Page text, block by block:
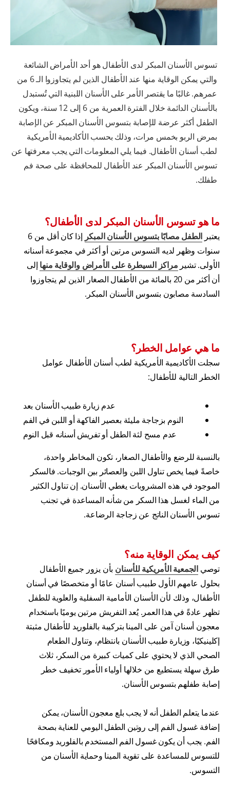
تسوس الأسنان المبكر لدى الأطفال هو أحد الأمراض الشائعة
والتي يمكن الوقاية منها عند الأطفال الذين لم يتجاوزوا الـ 6 من
عمرهم. غالبًا ما يقتصر الأمر على الأسنان اللبنية التي تُستبدل
بالأسنان الدائمة خلال الفترة العمرية من 6 إلى 12 سنة، ويكون
الطفل أكثر عرضة للإصابة بتسوس الأسنان المبكر عن الإصابة
بمرض الربو بخمس مرات، وذلك بحسب الأكاديمية الأمريكية
لطب أسنان الأطفال. فيما يلي المعلومات التي يجب معرفتها عن
تسوس الأسنان المبكر عند الأطفال للمحافظة على صحة فم
طفلك.
ما هو تسوس الأسنان المبكر لدى الأطفال؟
يعتبر الطفل مصابًا بتسوس الأسنان المبكر
إذا كان أقل من 6
سنوات وظهر لديه التسوس مرتين أو أكثر في مجموعة أسنانه
الأولى. تشير مراكز السيطرة على الأمراض والوقاية منها إلى
أن أكثر من 20 بالمائة من الأطفال الصغار الذين لم يتجاوزوا
السادسة مصابون بتسوس الأسنان المبكر.
ما هي عوامل الخطر؟
سجلت الأكاديمية الأمريكية لطب أسنان الأطفال عوامل
الخطر التالية للأطفال:
عدم زيارة طبيب الأسنان بعد
النوم بزجاجة مليئة بعصير الفاكهة أو اللبن في الفم
عدم مسح لثة الطفل أو تفريش أسنانه قبل النوم
بالنسبة للرضع والأطفال الصغار، تكون المخاطر واحدة،
خاصةً فيما يخص تناول اللبن والعصائر بين الوجبات. فالسكر
الموجود في هذه المشروبات يغطي الأسنان. إن تناول الكثير
من الماء لغسل هذا السكر من شأنه المساعدة في تجنب
تسوس الأسنان الناتج عن زجاجة الرضاعة.
كيف يمكن الوقاية منه؟
توصي الجمعية الأمريكية للأسنان بأن يزور جميع الأطفال
بحلول عامهم الأول طبيب أسنان عامًا أو متخصصًا في أسنان
الأطفال، وذلك لأن الأسنان الأمامية السفلية والعلوية للطفل
تظهر عادةً في هذا العمر. يُعد التفريش مرتين يوميًا باستخدام
معجون أسنان آمن على المينا بتركيبة بالفلوريد للأطفال مثبتة
إكلينيكيًا، وزيارة طبيب الأسنان بانتظام، وتناول الطعام
الصحي الذي لا يحتوي على كميات كبيرة من السكر، ثلاث
طرق سهلة يستطيع من خلالها أولياء الأمور تخفيف خطر
إصابة طفلهم بتسوس الأسنان.
عندما يتعلم الطفل أنه لا يجب بلع معجون الأسنان، يمكن
إضافة غسول الفم إلى روتين الطفل اليومي للعناية بصحة
الفم. يجب أن يكون غسول الفم المستخدم بالفلوريد ومكافحًا
للتسوس للمساعدة على تقوية المينا وحماية الأسنان من
التسوس.